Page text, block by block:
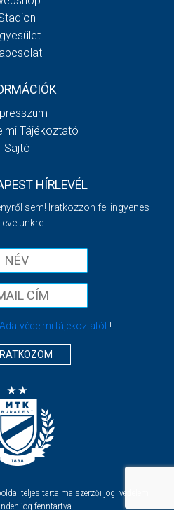
Tájékoztató
Sajtó
HÍRLEVÉL
sem! Iratkozzon fel ingyenes
Adatvédelmi tájékoztatót!
teljes tartalma szerzői jogi védelem
jog fenntartva.